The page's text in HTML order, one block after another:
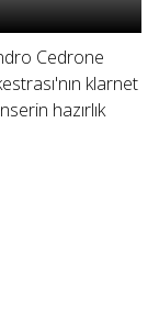
Cedrone
klarnet
hazırlık